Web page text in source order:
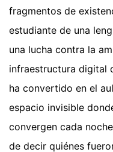
fragmentos de
estudiante de una
una lucha contra la
infraestructura digital
ha convertido en el
espacio invisible
convergen cada
de decir quiénes